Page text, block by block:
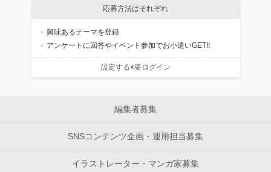
応募方法はそれぞれ
興味あるテーマを登録
アンケートに回答やイベント参加でお小遣いGET!!
設定する※要ログイン
編集者募集
SNSコンテンツ企画・運用担当募集
イラストレーター・マンガ家募集